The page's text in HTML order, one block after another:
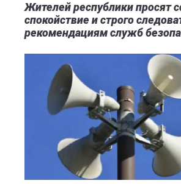
Жителей республики просят
спокойствие и строго
рекомендациям служб